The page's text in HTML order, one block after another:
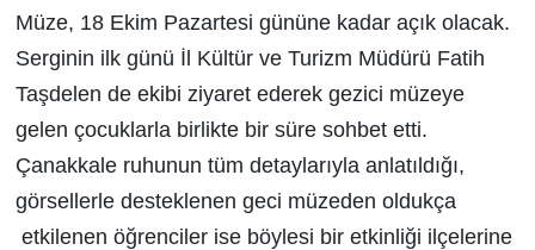
Müze, 18 Ekim Pazartesi gününe kadar açık olacak.
Serginin ilk günü İl Kültür ve Turizm Müdürü Fatih
Taşdelen de ekibi ziyaret ederek gezici müzeye
gelen çocuklarla birlikte bir süre sohbet etti.
Çanakkale ruhunun tüm detaylarıyla anlatıldığı,
görsellerle desteklenen geci müzeden oldukça
etkilenen öğrenciler ise böylesi bir etkinliği ilçelerine